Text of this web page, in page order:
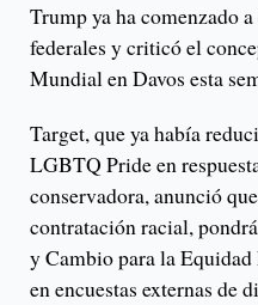
Trump ya ha comenzado
federales y criticó el
Mundial en Davos esta
Target, que ya había
LGBTQ Pride en
conservadora, anunció
contratación racial,
y Cambio para la
en encuestas externas de